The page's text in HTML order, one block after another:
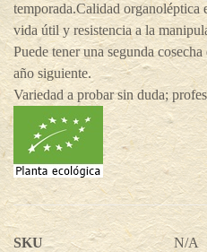
temporada.Calidad organoléptica
vida útil y resistencia a la
Puede tener una segunda
año siguiente.
Variedad a probar sin duda;
SKU N/A